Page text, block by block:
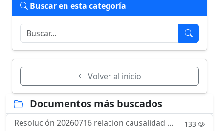
Buscar en esta categoría
Volver al inicio
Documentos más buscados
Resolución 20260716 relacion causalidad servicio enfermedad 133